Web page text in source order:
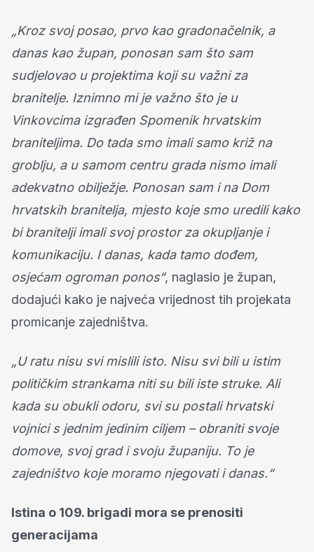
„Kroz svoj posao, prvo kao gradonačelnik, a
danas kao župan, ponosan sam što sam
sudjelovao u projektima koji su važni za
branitelje. Iznimno mi je važno što je u
Vinkovcima izgrađen Spomenik hrvatskim
braniteljima. Do tada smo imali samo križ na
groblju, a u samom centru grada nismo imali
adekvatno obilježje. Ponosan sam i na Dom
hrvatskih branitelja, mjesto koje smo uredili kako
bi branitelji imali svoj prostor za okupljanje i
komunikaciju. I danas, kada tamo dođem,
osjećam ogroman ponos“, naglasio je župan,
dodajući kako je najveća vrijednost tih projekata
promicanje zajedništva.
„U ratu nisu svi mislili isto. Nisu svi bili u istim
političkim strankama niti su bili iste struke. Ali
kada su obukli odoru, svi su postali hrvatski
vojnici s jednim jedinim ciljem – obraniti svoje
domove, svoj grad i svoju županiju. To je
zajedništvo koje moramo njegovati i danas.“
Istina o 109. brigadi mora se prenositi
generacijama